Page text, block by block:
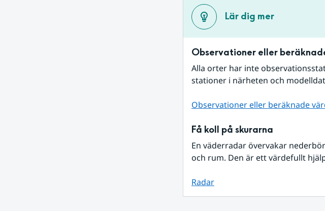
Lär dig mer
Observationer eller
Alla orter har inte
stationer i närheten och
Observationer eller beräknade
Få koll på skurarna
En väderradar övervakar
och rum. Den är ett värdefullt
Radar